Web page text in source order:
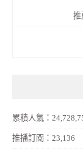
推
累積人氣：
推播訂閱：23,136